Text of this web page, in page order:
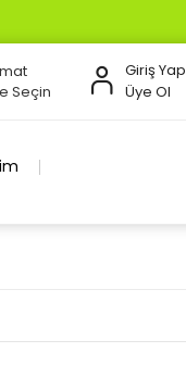
Seçin
Giriş Yap
Üye Ol